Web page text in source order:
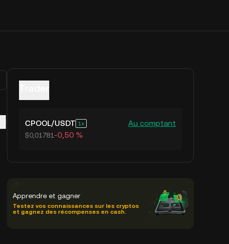
CPOOL/USDT 1 Au comptant
$0,01781 -0,50 %
Apprendre et gagner
Testez vos connaissances sur les cryptos
et gagnez des récompenses en cash.